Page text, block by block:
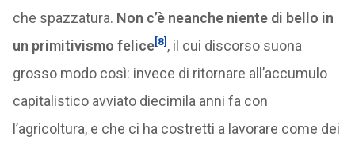
che spazzatura. Non c’è neanche niente di bello in
un primitivismo felice[8] , il cui discorso suona
grosso modo così: invece di ritornare all’accumulo
capitalistico avviato diecimila anni fa con
l’agricoltura, e che ci ha costretti a lavorare come dei